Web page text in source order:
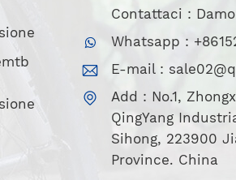
Contattaci :
Whatsapp :
E-mail :
Add : No.1,
QingYang
Sihong, 223900
Province. China